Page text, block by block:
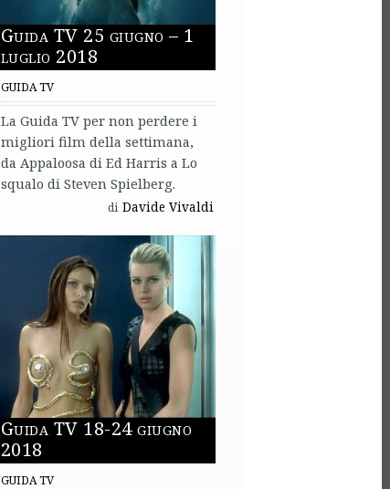
Guida TV 25 giugno – 1
luglio 2018
GUIDA TV
La Guida TV per non perdere i
migliori film della settimana,
da Appaloosa di Ed Harris a Lo
squalo di Steven Spielberg.
di Davide Vivaldi
Guida TV 18-24 giugno
2018
GUIDA TV